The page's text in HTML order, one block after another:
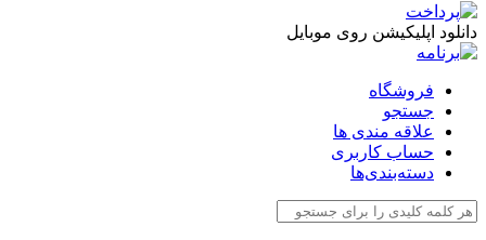
دانلود اپلیکیشن روی موبایل
فروشگاه
جستجو
علاقه مندی ها
حساب کاربری
دسته‌بندی‌ها